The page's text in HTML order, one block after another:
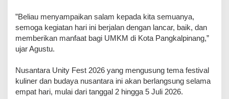
‎”Beliau menyampaikan salam kepada kita semuanya,
semoga kegiatan hari ini berjalan dengan lancar, baik, dan
memberikan manfaat bagi UMKM di Kota Pangkalpinang,”
ujar Agustu.
‎Nusantara Unity Fest 2026 yang mengusung tema festival
kuliner dan budaya nusantara ini akan berlangsung selama
empat hari, mulai dari tanggal 2 hingga 5 Juli 2026.